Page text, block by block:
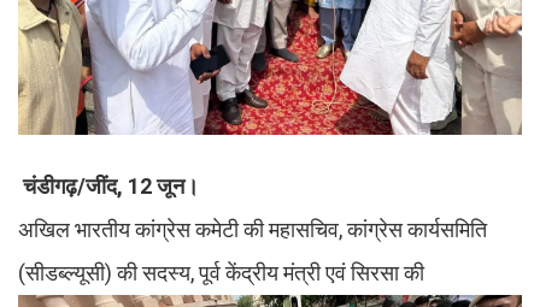
चंडीगढ़/जींद, 12 जून।
अखिल भारतीय कांग्रेस कमेटी की महासचिव, कांग्रेस कार्यसमिति
(सीडब्ल्यूसी) की सदस्य, पूर्व केंद्रीय मंत्री एवं सिरसा की